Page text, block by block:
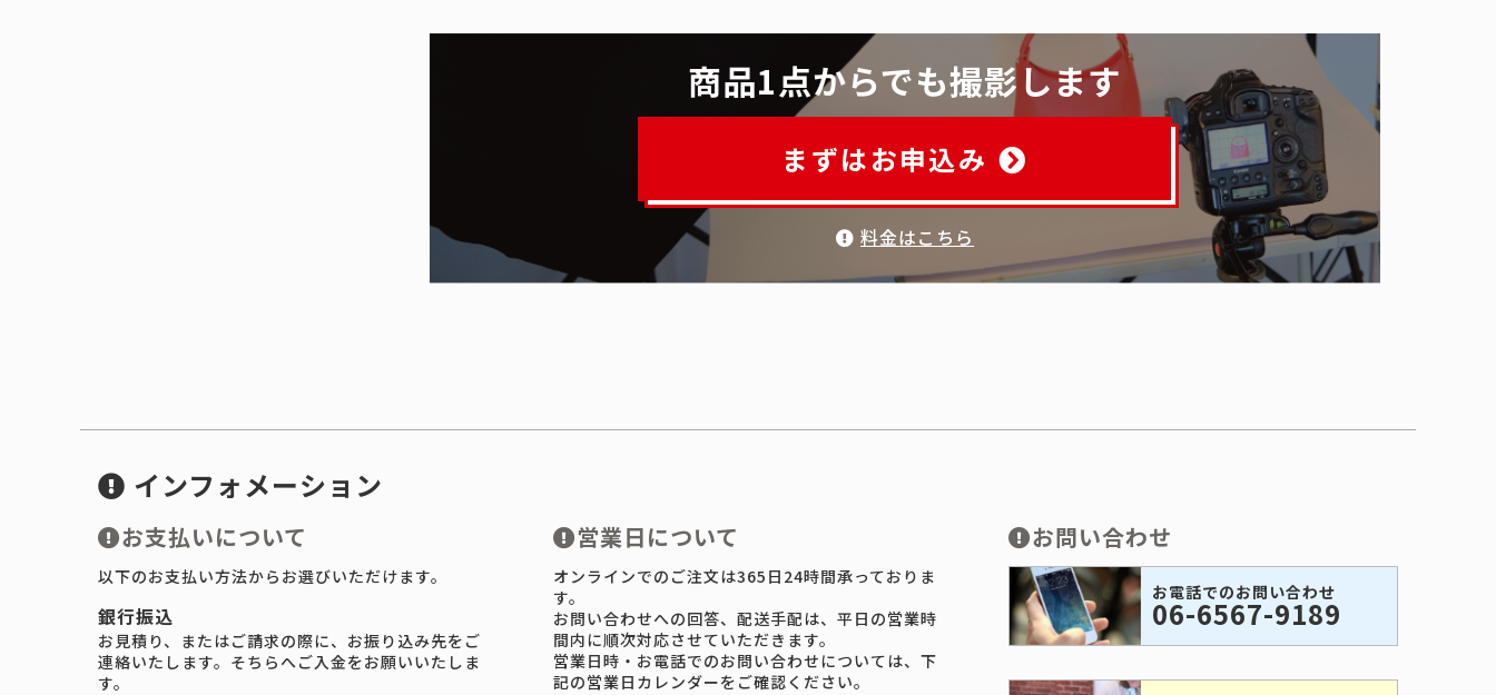
商品1点からでも撮影します
まずはお申込み
料金はこちら
インフォメーション
お支払いについて
以下のお支払い方法からお選びいただけます。
銀行振込
お見積り、またはご請求の際に、お振り込み先をご
連絡いたします。そちらへご入金をお願いいたしま
す。
営業日について
オンラインでのご注文は365日24時間承っておりま
す。
お問い合わせへの回答、配送手配は、平日の営業時
間内に順次対応させていただきます。
営業日時・お電話でのお問い合わせについては、下
記の営業日カレンダーをご確認ください。
お問い合わせ
お電話でのお問い合わせ
06-6567-9189